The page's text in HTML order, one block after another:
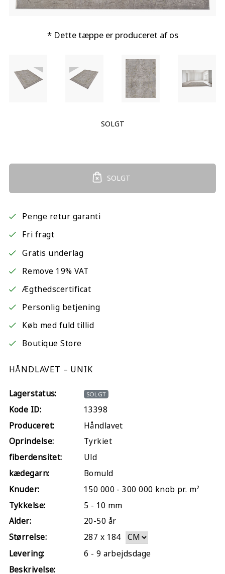
* Dette tæppe er produceret af os
SOLGT
SOLGT
Penge retur garanti
Fri fragt
Gratis underlag
Remove 19% VAT
Ægthedscertificat
Personlig betjening
Køb med fuld tillid
Boutique Store
HÅNDLAVET – UNIK
Lagerstatus: SOLGT
Kode ID:
13398
Produceret:
Håndlavet
Oprindelse:
Tyrkiet
fiberdensitet:
Uld
kædegarn:
Bomuld
Knuder:
150 000 - 300 000 knob pr. m²
Tykkelse:
5 - 10 mm
Alder:
20-50 år
Størrelse:
287 x 184
Levering:
6 - 9 arbejdsdage
Beskrivelse: